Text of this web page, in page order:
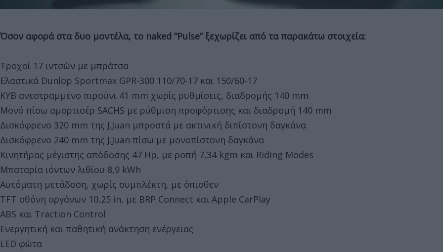
Όσον αφορά στα δυο μοντέλα, το naked “Pulse” ξεχωρίζει από τα παρακάτω στοιχεία:
Τροχοί 17 ιντσών με μπράτσα
Ελαστικά Dunlop Sportmax GPR-300 110/70-17 και 150/60-17
KYB ανεστραμμένο πιρούνι 41 mm χωρίς ρυθμίσεις, διαδρομής 140 mm
Μονό πίσω αμορτισέρ SACHS με ρύθμιση προφόρτισης και διαδρομή 140 mm
Δισκόφρενο 320 mm της J.Juan μπροστά με ακτινική διπίστονη δαγκάνα
Δισκόφρενο 240 mm της J.Juan πίσω με μονοπίστονη δαγκάνα
Κινητήρας μέγιστης απόδοσης 47 Hp, με ροπή 7,34 kgm και Riding Modes
Μπαταρία ιόντων λιθίου 8,9 kWh
Αυτόματη μετάδοση, χωρίς συμπλέκτη, με όπισθεν
TFT οθόνη οργάνων 10,25 in, με BRP Connect και Apple CarPlay
ABS και Traction Control
Ενεργητική και παθητική ανάκτηση ενέργειας
LED φώτα